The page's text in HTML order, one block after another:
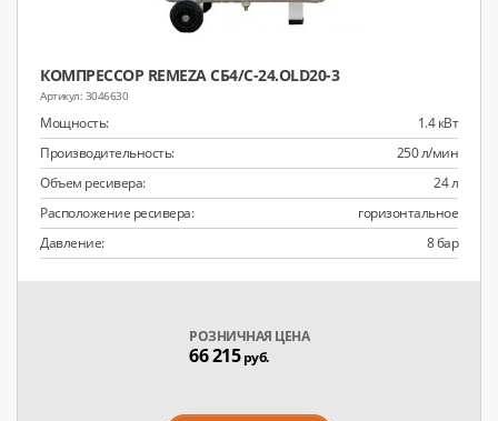
КОМПРЕССОР REMEZA СБ4/С-24.OLD20-3
3046630
Мощность:
1.4 кВт
Производительность:
250 л/мин
Объем ресивера:
24 л
Расположение ресивера:
горизонтальное
Давление:
8 бар
РОЗНИЧНАЯ ЦЕНА
66 215руб.